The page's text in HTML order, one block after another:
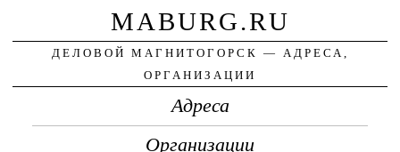
MABURG.RU
ДЕЛОВОЙ МАГНИТОГОРСК — АДРЕСА,
ОРГАНИЗАЦИИ
Адреса
Организации